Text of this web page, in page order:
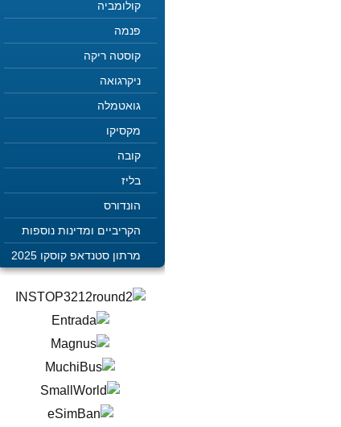
קולומביה
פנמה
קוסטה ריקה
ניקרגואה
גואטמלה
מקסיקו
קובה
בליז
הונדורס
הקריביים ומדינות נוספות
מרתון סטנדאפ קוסקו 2025